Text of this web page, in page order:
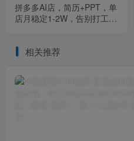
拼多多AI店，简历+PPT，单
店月稳定1-2W，告别打工，
相关推荐